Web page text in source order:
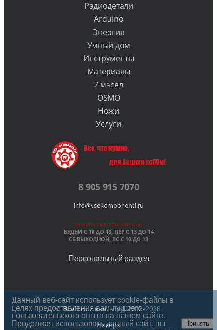
Радиодетали
Arduino
Энергия
Умный дом
Инструменты
Материалы
7 масел
OSMO
Ножи
Услуги
8 905 915 7070
info@vsekomponenti.ru
РЕЖИМ РАБОТЫ: (MSK+4)
БУДНИ С 10 ДО 18, ПЕРС 13 ДО 14
СБ ВЫХОДНОЙ, ВС С 10 ДО 13
Персональный раздел
© ВсеКомпоненты.ру, 2013-2026
Наверх
Данный веб-сайт использует cookie-файлы в
целях предоставления вам лучшего
пользовательского опыта на нашем сайте.
Продолжая использовать данный сайт, вы Принять